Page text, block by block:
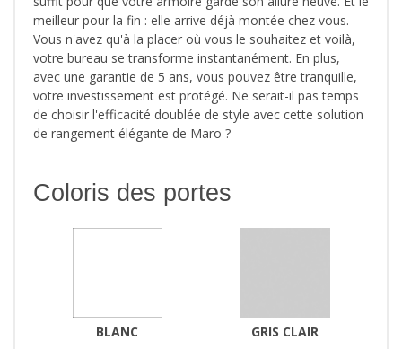
meilleur pour la fin : elle arrive déjà montée chez vous.
Vous n'avez qu'à la placer où vous le souhaitez et voilà,
votre bureau se transforme instantanément. En plus,
avec une garantie de 5 ans, vous pouvez être tranquille,
votre investissement est protégé. Ne serait-il pas temps
de choisir l'efficacité doublée de style avec cette solution
de rangement élégante de Maro ?
Coloris des portes
BLANC GRIS CLAIR